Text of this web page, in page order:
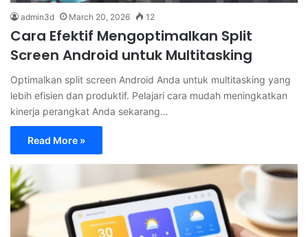
admin3d March 20, 2026 12
Cara Efektif Mengoptimalkan Split
Screen Android untuk Multitasking
Optimalkan split screen Android Anda untuk multitasking yang
lebih efisien dan produktif. Pelajari cara mudah meningkatkan
kinerja perangkat Anda sekarang…
Read More »